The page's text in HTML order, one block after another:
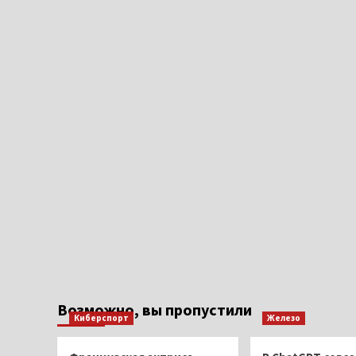
Возможно, вы пропустили
Киберспорт Железо